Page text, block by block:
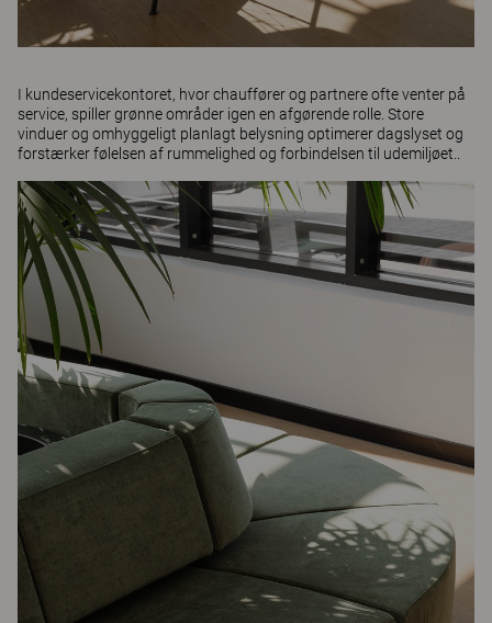
I kundeservicekontoret, hvor chauffører og partnere ofte venter på
service, spiller grønne områder igen en afgørende rolle. Store
vinduer og omhyggeligt planlagt belysning optimerer dagslyset og
forstærker følelsen af ​​rummelighed og forbindelsen til udemiljøet..